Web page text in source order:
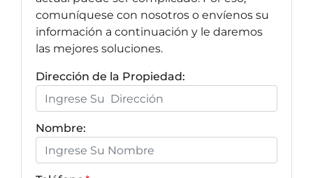
comuníquese con nosotros o envíenos su
información a continuación y le daremos
las mejores soluciones.
Dirección de la Propiedad:
Nombre: